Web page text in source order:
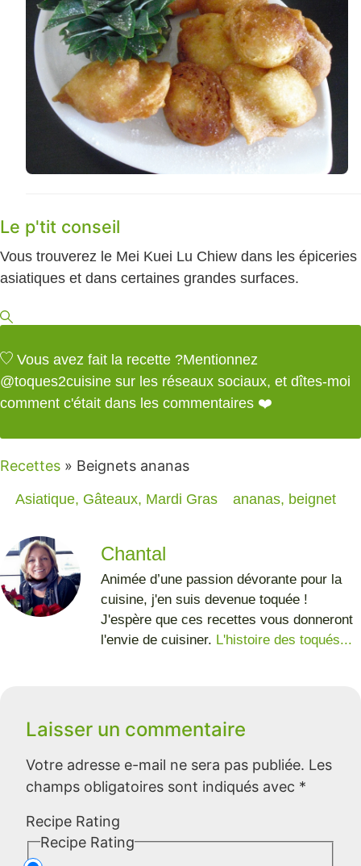
Le p'tit conseil
Vous trouverez le Mei Kuei Lu Chiew dans les épiceries
asiatiques et dans certaines grandes surfaces.
Vous avez fait la recette ?Mentionnez
@toques2cuisine sur les réseaux sociaux, et dîtes-moi
comment c'était dans les commentaires ❤️
Recettes » Beignets ananas
Asiatique, Gâteaux, Mardi Gras ananas, beignet
Chantal
Animée d’une passion dévorante pour la
cuisine, j'en suis devenue toquée !
J'espère que ces recettes vous donneront
l'envie de cuisiner. L'histoire des toqués...
Laisser un commentaire
Votre adresse e-mail ne sera pas publiée. Les
champs obligatoires sont indiqués avec *
Recipe Rating
Recipe Rating